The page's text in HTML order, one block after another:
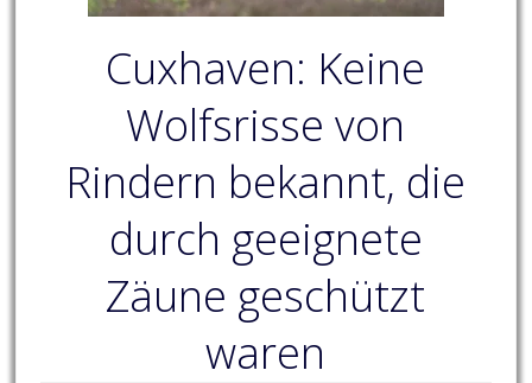
Cuxhaven: Keine
Wolfsrisse von
Rindern bekannt, die
durch geeignete
Zäune geschützt
waren